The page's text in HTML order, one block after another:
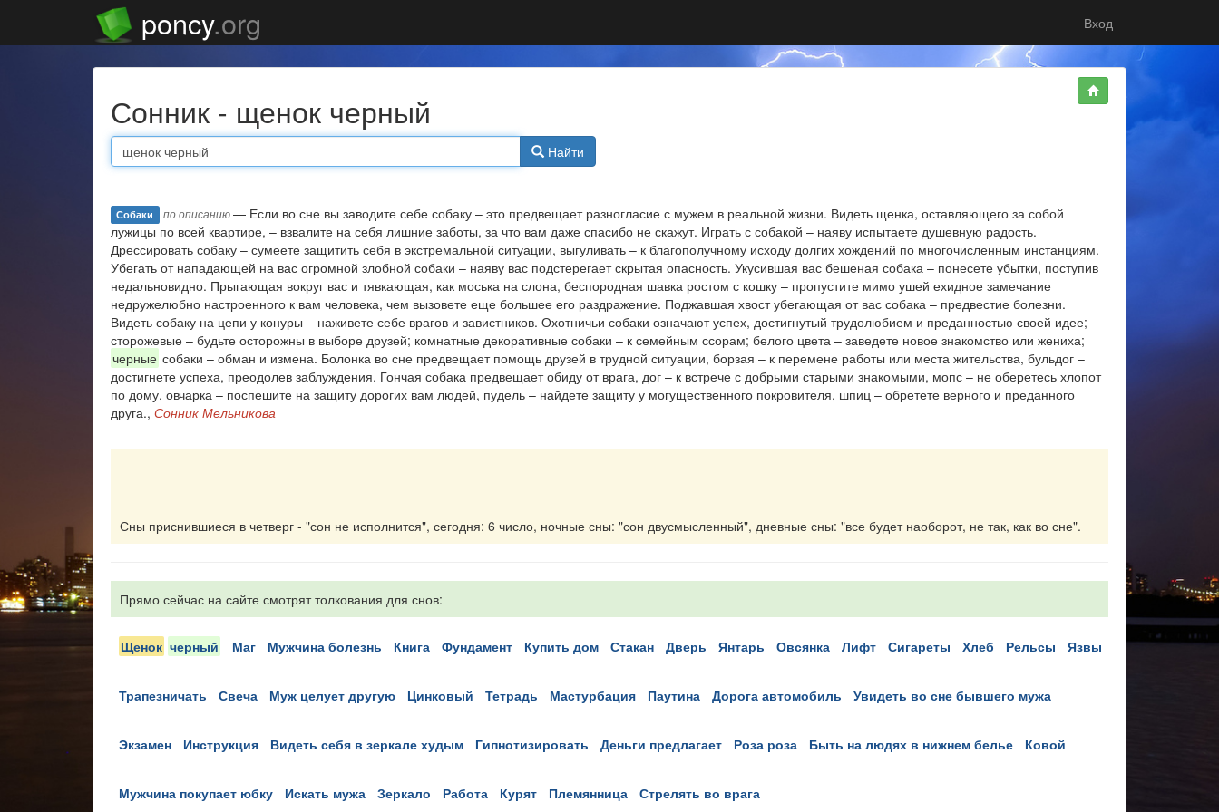
poncy.org Вход
Сонник - щенок черный
Найти
Собаки по описанию— Если во сне вы заводите себе собаку – это предвещает разногласие с мужем в реальной жизни. Видеть щенка, оставляющего за собой
лужицы по всей квартире, – взвалите на себя лишние заботы, за что вам даже спасибо не скажут. Играть с собакой – наяву испытаете душевную радость.
Дрессировать собаку – сумеете защитить себя в экстремальной ситуации, выгуливать – к благополучному исходу долгих хождений по многочисленным инстанциям.
Убегать от нападающей на вас огромной злобной собаки – наяву вас подстерегает скрытая опасность. Укусившая вас бешеная собака – понесете убытки, поступив
недальновидно. Прыгающая вокруг вас и тявкающая, как моська на слона, беспородная шавка ростом с кошку – пропустите мимо ушей ехидное замечание
недружелюбно настроенного к вам человека, чем вызовете еще большее его раздражение. Поджавшая хвост убегающая от вас собака – предвестие болезни.
Видеть собаку на цепи у конуры – наживете себе врагов и завистников. Охотничьи собаки означают успех, достигнутый трудолюбием и преданностью своей идее;
сторожевые – будьте осторожны в выборе друзей; комнатные декоративные собаки – к семейным ссорам; белого цвета – заведете новое знакомство или жениха;
черные собаки – обман и измена. Болонка во сне предвещает помощь друзей в трудной ситуации, борзая – к перемене работы или места жительства, бульдог –
достигнете успеха, преодолев заблуждения. Гончая собака предвещает обиду от врага, дог – к встрече с добрыми старыми знакомыми, мопс – не оберетесь хлопот
по дому, овчарка – поспешите на защиту дорогих вам людей, пудель – найдете защиту у могущественного покровителя, шпиц – обретете верного и преданного
друга., Сонник Мельникова
Сны приснившиеся в четверг - "сон не исполнится", сегодня: 6 число, ночные сны: "сон двусмысленный", дневные сны: "все будет наоборот, не так, как во сне".
Прямо сейчас на сайте смотрят толкования для снов:
щенок черный маг мужчина болезнь книга фундамент купить дом стакан дверь янтарь овсянка лифт сигареты хлеб рельсы язвы
трапезничать свеча муж целует другую цинковый тетрадь мастурбация паутина дорога автомобиль увидеть во сне бывшего мужа
экзамен инструкция видеть себя в зеркале худым гипнотизировать деньги предлагает роза роза быть на людях в нижнем белье ковой
мужчина покупает юбку искать мужа зеркало работа курят племянница стрелять во врага